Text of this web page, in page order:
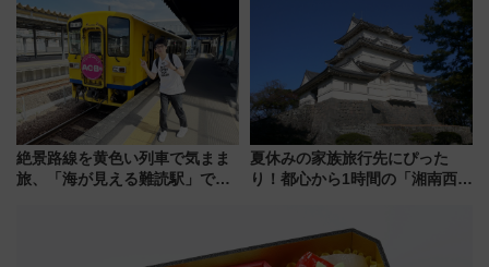
【新築マンション人気ランキン
グ】
杯……工場直送生ビールや島グ
絶景路線を黄色い列車で気まま
旅、「海が見える難読駅」で幸
夏休みの家族旅行先にぴった
り！都心から1時間の「湘南西エ
注目スポット